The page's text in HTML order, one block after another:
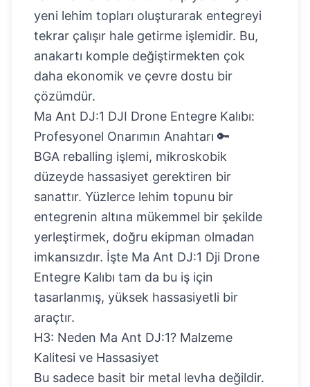
yeni lehim topları oluşturarak entegreyi
tekrar çalışır hale getirme işlemidir. Bu,
anakartı komple değiştirmekten çok
daha ekonomik ve çevre dostu bir
çözümdür.
Ma Ant DJ:1 DJI Drone Entegre Kalıbı:
Profesyonel Onarımın Anahtarı 🔑
BGA reballing işlemi, mikroskobik
düzeyde hassasiyet gerektiren bir
sanattır. Yüzlerce lehim topunu bir
entegrenin altına mükemmel bir şekilde
yerleştirmek, doğru ekipman olmadan
imkansızdır. İşte Ma Ant DJ:1 Dji Drone
Entegre Kalıbı tam da bu iş için
tasarlanmış, yüksek hassasiyetli bir
araçtır.
H3: Neden Ma Ant DJ:1? Malzeme
Kalitesi ve Hassasiyet
Bu sadece basit bir metal levha değildir.